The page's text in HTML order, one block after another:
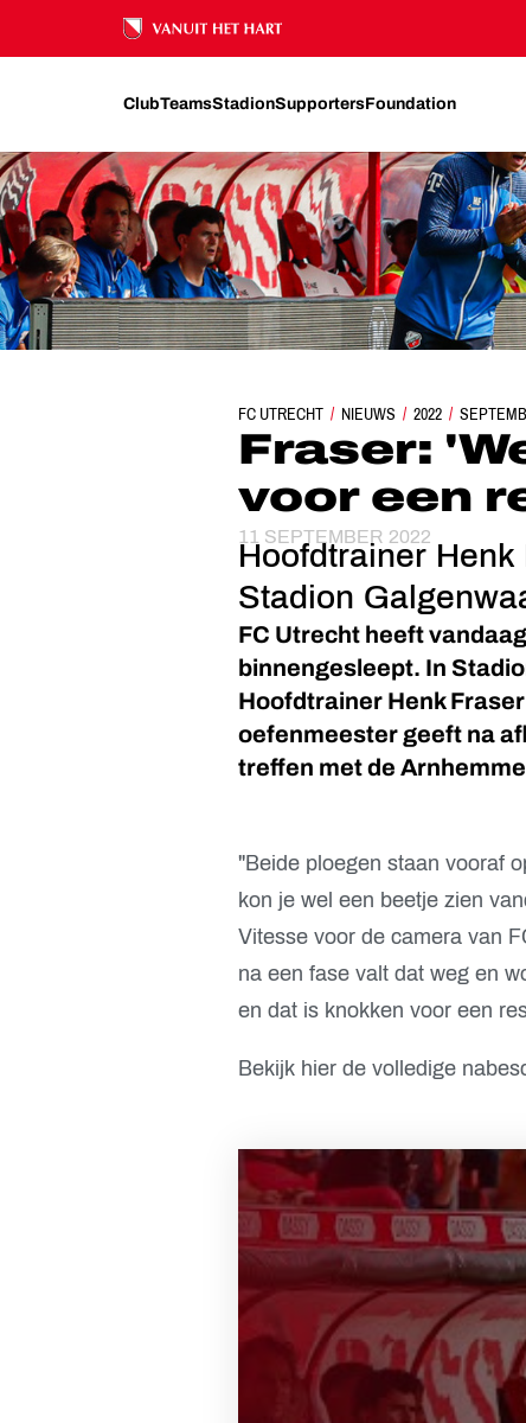
Ons nalatenschap
ClubTeamsStadionSupportersFoundation
FC UTRECHT NIEUWS 2022
FRASER: 'WE HEBBEN
Fraser:
voor een
11 SEPTEMBER 2022
Hoofdtrainer
Stadion
FC Utrecht heeft
binnengesleept. In
Hoofdtrainer Henk
oefenmeester geeft na
treffen met de
"Beide ploegen staan vooraf
kon je wel een beetje zien
Vitesse voor de camera van
na een fase valt dat weg en
en dat is knokken voor een
Bekijk hier de volledige